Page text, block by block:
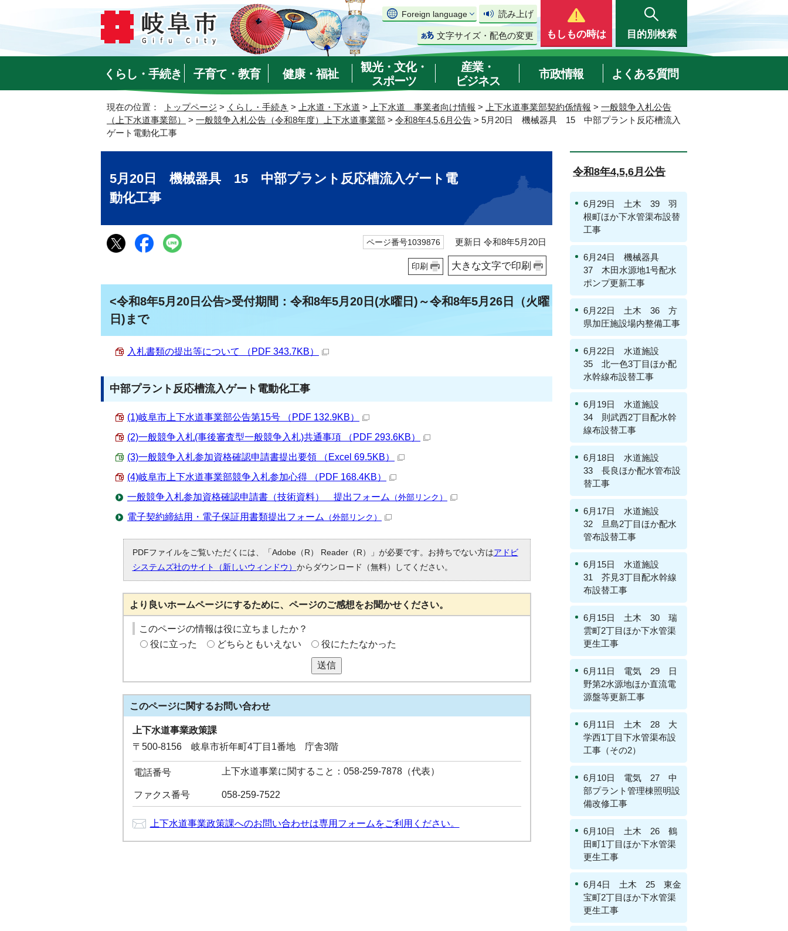
Foreign language 読み上げ
文字サイズ・配色の変更 もしもの時は 目的別検索
くらし・手続き 子育て・教育 健康・福祉
観光・文化・
スポーツ
産業・
ビジネス
市政情報 よくある質問
現在の位置： トップページ > くらし・手続き > 上水道・下水道 > 上下水道 事業者向け情報 > 上下水道事業部契約係情報 > 一般競争入札公告
（上下水道事業部）
> 一般競争入札公告（令和8年度）上下水道事業部 > 令和8年4,5,6月公告 > 5月20日 機械器具 15 中部プラント反応槽流入
ゲート電動化工事
5月20日 機械器具 15 中部プラント反応槽流入ゲート電
動化工事
ページ番号1039876 更新日 令和8年5月20日
印刷 大きな文字で印刷
<令和8年5月20日公告>受付期間：令和8年5月20日(水曜日)～令和8年5月26日（火曜
日)まで
入札書類の提出等について （PDF 343.7KB）
中部プラント反応槽流入ゲート電動化工事
(1)岐阜市上下水道事業部公告第15号 （PDF 132.9KB）
(2)一般競争入札(事後審査型一般競争入札)共通事項 （PDF 293.6KB）
(3)一般競争入札参加資格確認申請書提出要領 （Excel 69.5KB）
(4)岐阜市上下水道事業部競争入札参加心得 （PDF 168.4KB）
一般競争入札参加資格確認申請書（技術資料） 提出フォーム
（外部リンク）
電子契約締結用・電子保証用書類提出フォーム （外部リンク）
PDFファイルをご覧いただくには、「Adobe（R） Reader（R）」が必要です。お持ちでない方はアドビ
システムズ社のサイト（新しいウィンドウ） からダウンロード（無料）してください。
より良いホームページにするために、ページのご感想をお聞かせください。
このページの情報は役に立ちましたか？
役に立った
どちらともいえない 役にたたなかった
送信
このページに関するお問い合わせ
上下水道事業政策課
〒500-8156 岐阜市祈年町4丁目1番地 庁舎3階
電話番号 上下水道事業に関すること：058-259-7878（代表）
ファクス番号 058-259-7522
上下水道事業政策課へのお問い合わせは専用フォームをご利用ください。
令和8年4,5,6月公告
6月29日 土木 39 羽
根町ほか下水管渠布設替
工事
6月24日 機械器具
37 木田水源地1号配水
ポンプ更新工事
6月22日 土木 36 方
県加圧施設場内整備工事
6月22日 水道施設
35 北一色3丁目ほか配
水幹線布設替工事
6月19日 水道施設
34 則武西2丁目配水幹
線布設替工事
6月18日 水道施設
33 長良ほか配水管布設
替工事
6月17日 水道施設
32 旦島2丁目ほか配水
管布設替工事
6月15日 水道施設
31 芥見3丁目配水幹線
布設替工事
6月15日 土木 30 瑞
雲町2丁目ほか下水管渠
更生工事
6月11日 電気 29 日
野第2水源地ほか直流電
源盤等更新工事
6月11日 土木 28 大
学西1丁目下水管渠布設
工事（その2）
6月10日 電気 27 中
部プラント管理棟照明設
備改修工事
6月10日 土木 26 鶴
田町1丁目ほか下水管渠
更生工事
6月4日 土木 25 東金
宝町2丁目ほか下水管渠
更生工事